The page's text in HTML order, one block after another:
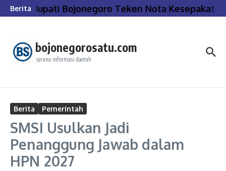
Lewati ke konten
BeritaBupati Bojonegoro Teken Nota Kesepakatan
bojonegorosatu.com
sarana informasi daerah
Berita Pemerintah
SMSI Usulkan Jadi
Penanggung Jawab dalam
HPN 2027